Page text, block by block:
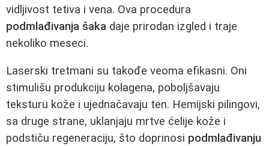
vidljivost tetiva i venа. Ova procedura
podmlađivanja šaka daje prirodan izgled i traje
nekoliko meseci.
Laserski tretmani su takođe veoma efikasni. Oni
stimulišu produkciju kolagena, poboljšavaju
teksturu kože i ujednačavaju ten. Hemijski pilingovi,
sa druge strane, uklanjaju mrtve ćelije kože i
podstiču regeneraciju, što doprinosi podmlađivanju